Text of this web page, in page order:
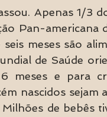
Apenas 1/3
Pan-americana
meses são
de Saúde
meses e para
nascidos sejam
de bebês